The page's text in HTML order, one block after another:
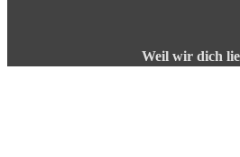
Weil wir dich